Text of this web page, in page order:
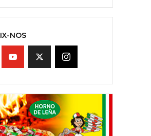
NOS